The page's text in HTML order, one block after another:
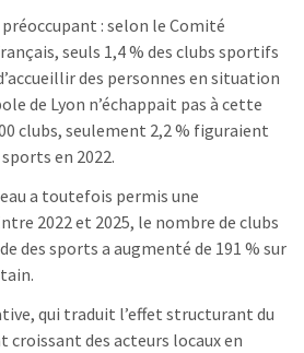
: selon le Comité
seuls 1,4 % des clubs sportifs
des personnes en situation
de Lyon n’échappait pas à cette
clubs, seulement 2,2 % figuraient
en 2022.
a toutefois permis une
2022 et 2025, le nombre de clubs
des sports a augmenté de 191 % sur
qui traduit l’effet structurant du
croissant des acteurs locaux en